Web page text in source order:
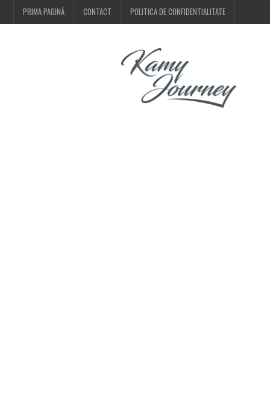
PRIMA PAGINĂ CONTACT POLITICA DE CONFIDENTIALITATE